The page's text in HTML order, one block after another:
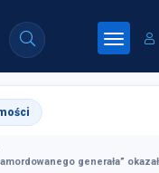
generała”